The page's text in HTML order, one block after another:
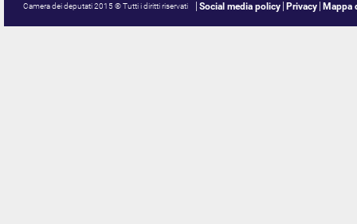
Camera dei deputati 2015 © Tutti i diritti riservati Social media policy Privacy Mappa